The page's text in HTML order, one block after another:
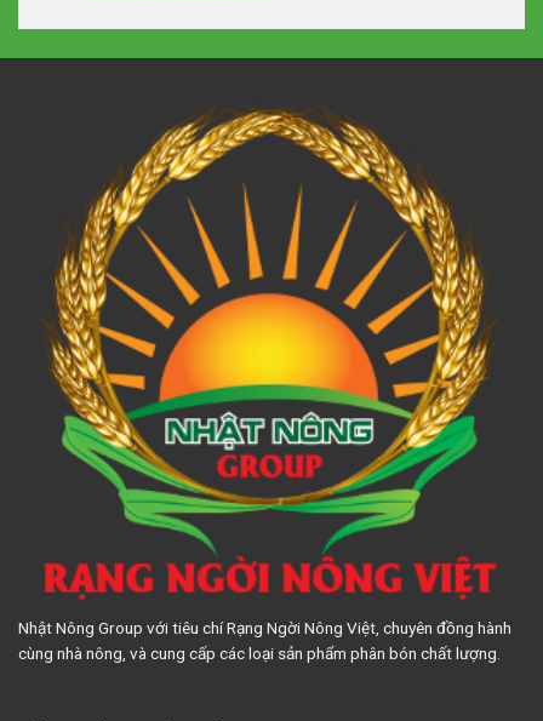
Nhật Nông Group với tiêu chí Rạng Ngời Nông Việt, chuyên đồng hành
cùng nhà nông, và cung cấp các loại sản phẩm phân bón chất lượng.